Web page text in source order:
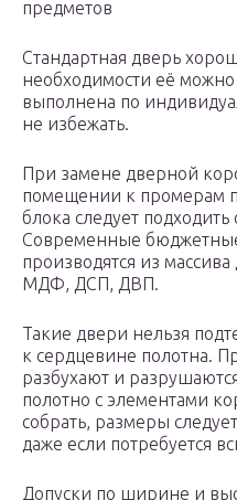
предметов
Стандартная дверь
необходимости её
выполнена по
не избежать.
При замене дверной
помещении к промерам
блока следует подходить
Современные
производятся из
МДФ, ДСП, ДВП.
Такие двери нельзя
к сердцевине полотна.
разбухают и
полотно с элементами
собрать, размеры
даже если потребуется
Допуски по ширине и